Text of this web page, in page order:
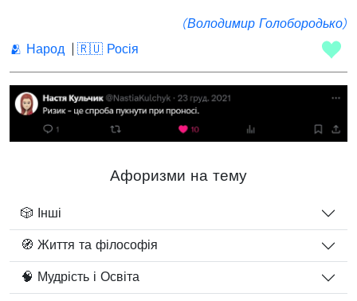
(Володимир Голобородько)
🫂 Народ
🇷🇺 Росія
Афоризми на тему
🎲 Інші
🧭 Життя та філософія
🧠 Мудрість і Освіта